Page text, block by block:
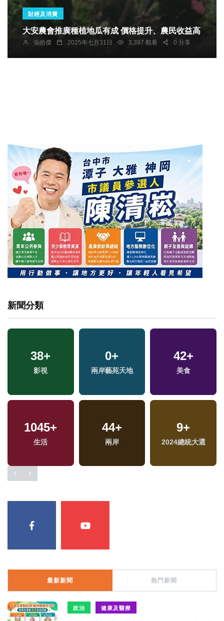
財經及消費
大安農會推廣種植地瓜有成 價格提升、農民收益高
張皓傑 2025年七月31日 3,397 觀看 0 分享
新聞分類
38+
影視
0+
兩岸藝苑天地
42+
美食
1045+
生活
44+
兩岸
9+
2024總統大選
最新新聞 熱門新聞
政治 健康及醫療